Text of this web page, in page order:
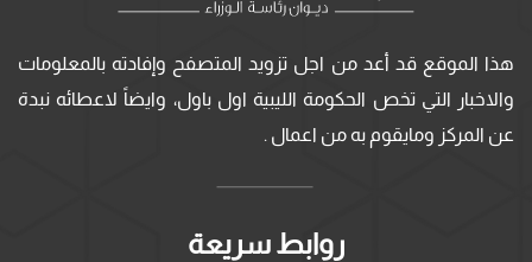
هذا الموقع قد أعد من اجل تزويد المتصفح وإفادته بالمعلومات
والاخبار التي تخص الحكومة الليبية اول باول، وايضاً لاعطائه نبدة
عن المركز ومايقوم به من اعمال .
روابط سريعة